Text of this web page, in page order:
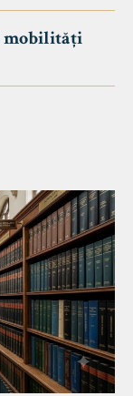
mobilități